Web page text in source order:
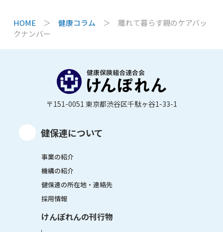
HOME ＞ 健康コラム ＞ 離れて暮らす親のケアバッ
クナンバー
〒151-0051 東京都渋谷区千駄ヶ谷1-33-1
健保連について
事業の紹介
機構の紹介
健保連の所在地・連絡先
採用情報
けんぽれんの刊行物